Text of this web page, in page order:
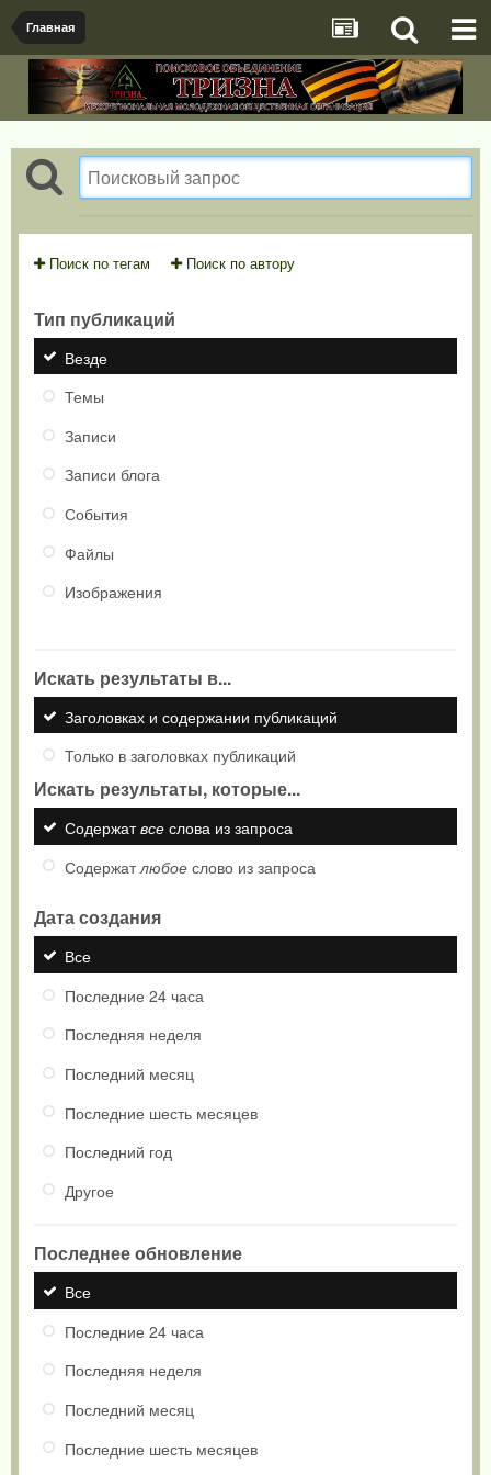
Главная
Поиск по тегам Поиск по автору
Тип публикаций
Везде
Темы
Записи
Записи блога
События
Файлы
Изображения
Искать результаты в...
Заголовках и содержании публикаций
Только в заголовках публикаций
Искать результаты, которые...
Содержатвсе слова из запроса
Содержатлюбое слово из запроса
Дата создания
Все
Последние 24 часа
Последняя неделя
Последний месяц
Последние шесть месяцев
Последний год
Другое
Последнее обновление
Все
Последние 24 часа
Последняя неделя
Последний месяц
Последние шесть месяцев